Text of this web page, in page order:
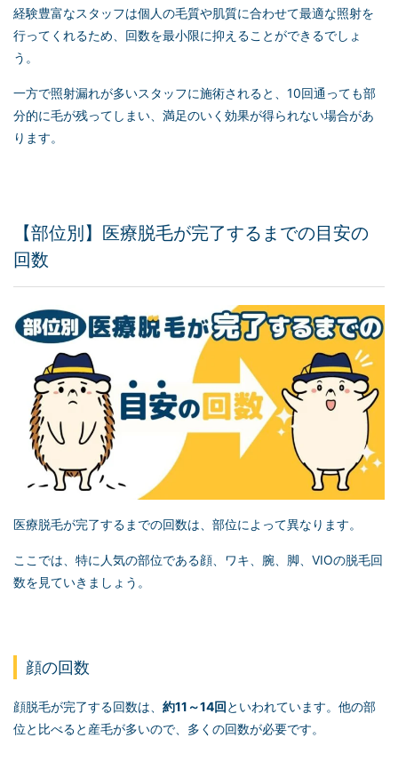
経験豊富なスタッフは個人の毛質や肌質に合わせて最適な照射を
行ってくれるため、回数を最小限に抑えることができるでしょ
う。
一方で照射漏れが多いスタッフに施術されると、10回通っても部
分的に毛が残ってしまい、満足のいく効果が得られない場合があ
ります。
【部位別】医療脱毛が完了するまでの目安の
回数
医療脱毛が完了するまでの回数は、部位によって異なります。
ここでは、特に人気の部位である顔、ワキ、腕、脚、VIOの脱毛回
数を見ていきましょう。
顔の回数
顔脱毛が完了する回数は、 約11～14回といわれています。他の部
位と比べると産毛が多いので、多くの回数が必要です。